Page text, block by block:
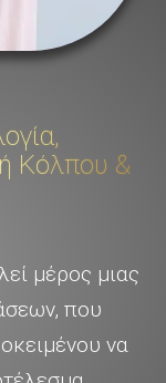
Κόλπου &
μέρος μιας
που
να